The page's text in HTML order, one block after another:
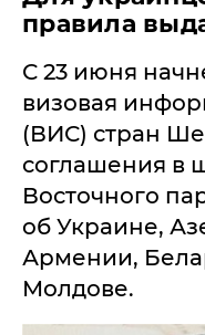
правила
С 23 июня
визовая
(ВИС) стран
соглашения в
Восточного
об Украине,
Армении,
Молдове.